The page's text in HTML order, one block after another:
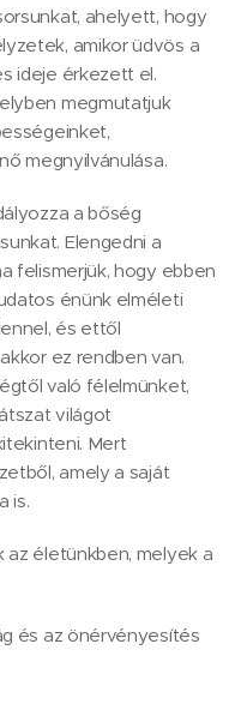
ahelyett, hogy
amikor üdvös a
ideje érkezett el.
megmutatjuk
megnyilvánulása.
a bőség
Elengedni a
felismerjük, hogy ebben
énünk elméleti
és ettől
ez rendben van.
való félelmünket,
világot
Mert
amely a saját
is.
az életünkben, melyek a
és az önérvényesítés